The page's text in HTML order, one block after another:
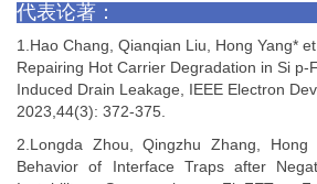
代表论著：
1. Hao Chang, Qianqian Liu, Hong Yang*
Repairing Hot Carrier Degradation in Si p-
Induced Drain Leakage, IEEE Electron
2023,44(3): 372-375.
2. Longda Zhou, Qingzhu Zhang, Hong
Behavior of Interface Traps after